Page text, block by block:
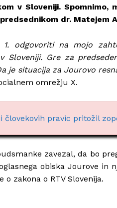
v Sloveniji. Spomnimo,
dr. Matejem
1. odgovoriti na mojo
Sloveniji. Gre za
je situacija za Jourovo
omrežju X.
človekovih pravic pritožil
zavezal, da bo
obiska Jourove in
o zakona o RTV Slovenija.